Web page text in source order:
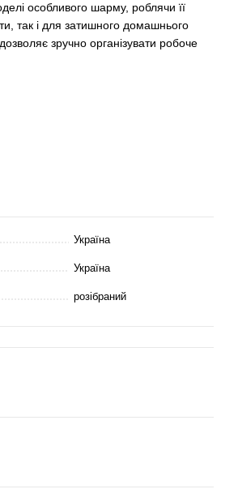
особливого шарму, роблячи її
так і для затишного домашнього
зручно організувати робоче
Україна
Україна
розібраний